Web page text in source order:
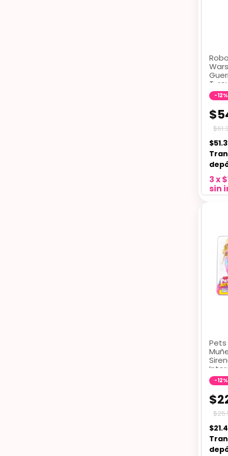
T-
-12%
3x
sin
Pets
6084
-12%